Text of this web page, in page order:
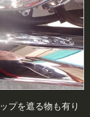
プを遮る物も有り